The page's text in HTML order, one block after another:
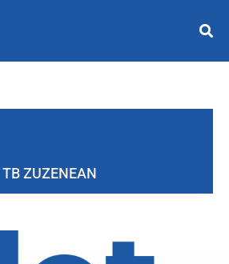
TB ZUZENEAN